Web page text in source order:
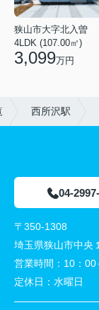
狭山市大字北入曽
4LDK (107.00㎡)
3,099万円
西所沢駅
04-
〒350-1308
埼玉県狭山市中央
営業時間： 10：00
定休日： 水曜日